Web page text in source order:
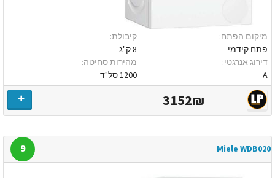
מיקום הפתח:
פתח קידמי
דירוג אנרגטי:
A
קיבולת:
8 ק"ג
מהירות סחיטה:
1200 סל"ד
3152₪
Miele WDB020
9